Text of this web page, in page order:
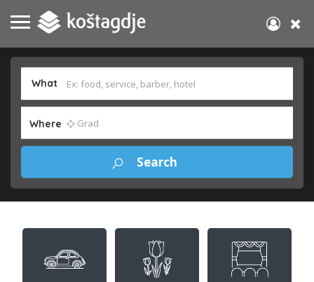
What
Where